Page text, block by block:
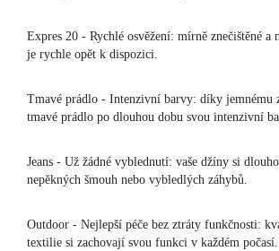
Expres 20 - Rychlé osvěžení: mírně znečištěné a
je rychle opět k dispozici.
Tmavé prádlo - Intenzivní barvy: díky jemnému
tmavé prádlo po dlouhou dobu svou intenzivní
Jeans - Už žádné vyblednutí: vaše džíny si
nepěkných šmouh nebo vybledlých záhybů.
Outdoor - Nejlepší péče bez ztráty funkčnosti:
textilie si zachovají svou funkci v každém počasí.